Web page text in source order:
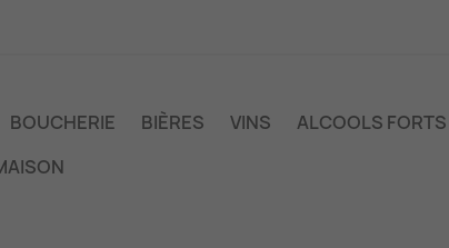
BOUCHERIE BIÈRES VINS ALCOOLS FORTS